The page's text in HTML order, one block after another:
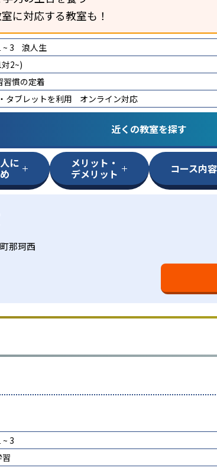
に対応する教室も！
~ 3
浪人生
2~)
習慣の定着
タブレットを利用 オンライン対応
近くの教室を探す
に メリット・
デメリット コース内容
那珂西
~ 3
習